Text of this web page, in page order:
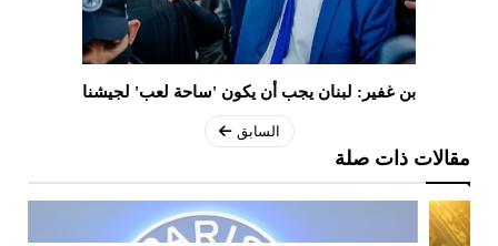
بن غفير: لبنان يجب أن يكون 'ساحة لعب' لجيشنا
السابق
مقالات ذات صلة